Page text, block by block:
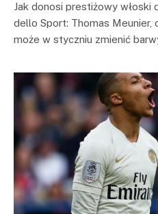
Jak donosi prestiżowy włoski
dello Sport: Thomas Meunier,
może w styczniu zmienić